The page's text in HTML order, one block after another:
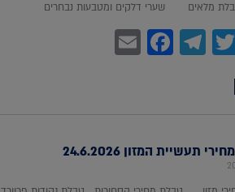
מלאים שערי דלקים ומטבעות נבחרים
Twitter
Telegram
Facebook
Email
תעשיית המזון 24.6.2026